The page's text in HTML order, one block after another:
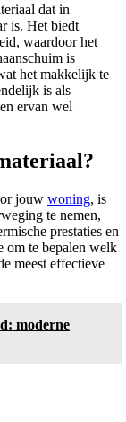
dat in
is. Het biedt
waardoor het
is
het makkelijk te
is als
ervan wel
jouw woning, is
te nemen,
prestaties en
om te bepalen welk
meest effectieve
moderne